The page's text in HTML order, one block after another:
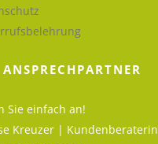
Sie einfach an!
Kreuzer | Kundenberaterin